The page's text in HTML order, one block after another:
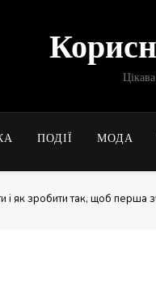
ПОДІЇ МОДА
і як зробити так, щоб перша